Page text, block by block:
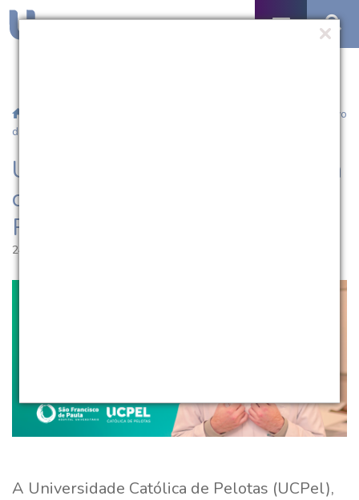
/ UCPel prorroga inscrições para o Processo Seletivo
da Residência Médica 2026
UCPel prorroga inscrições para
o Processo Seletivo da
Residência Médica 2026
24.10.2025 | 08:54
A Universidade Católica de Pelotas (UCPel),